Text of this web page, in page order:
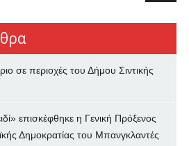
σε περιοχές του Δήμου Σιντικής
επισκέφθηκε η Γενική Πρόξενος
Δημοκρατίας του Μπανγκλαντές